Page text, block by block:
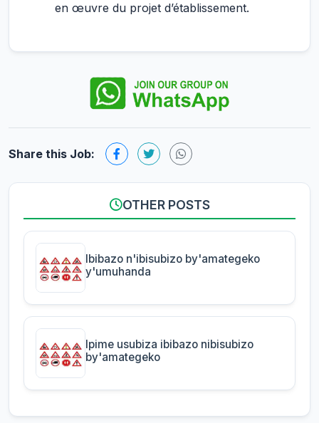
en œuvre du projet d’établissement.
Share this Job:
OTHER POSTS
Ibibazo n'ibisubizo by'amategeko
y'umuhanda
Ipime usubiza ibibazo nibisubizo
by'amategeko